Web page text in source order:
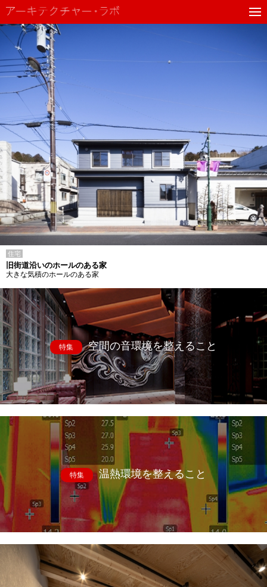
住宅
旧街道沿いのホールのある家
大きな気積のホールのある家
特集 空間の音環境を整えること
特集 温熱環境を整えること